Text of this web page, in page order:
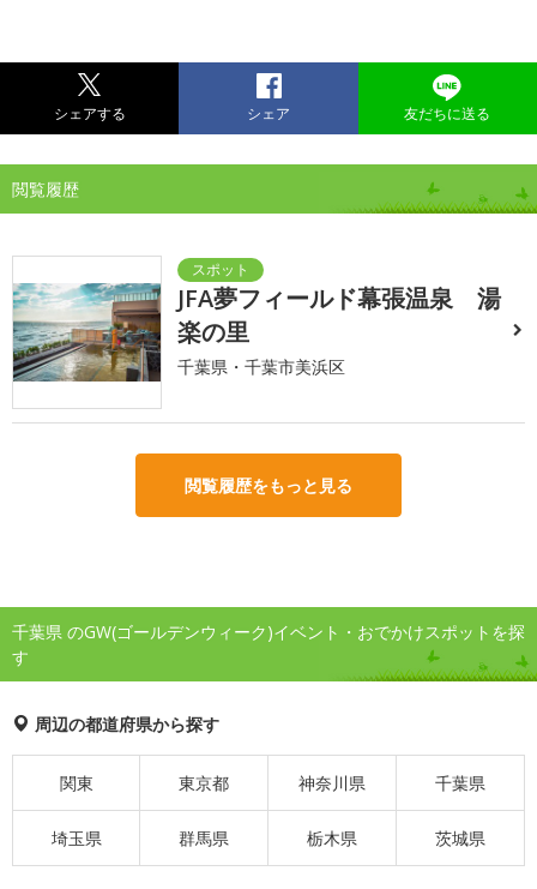
シェアする シェア 友だちに送る
閲覧履歴
JFA夢フィールド幕張温泉 湯
楽の里
千葉県・千葉市美浜区
閲覧履歴をもっと見る
千葉県 のGW(ゴールデンウィーク)イベント・おでかけスポットを探
す
周辺の都道府県から探す
関東 東京都 神奈川県 千葉県
埼玉県 群馬県 栃木県 茨城県